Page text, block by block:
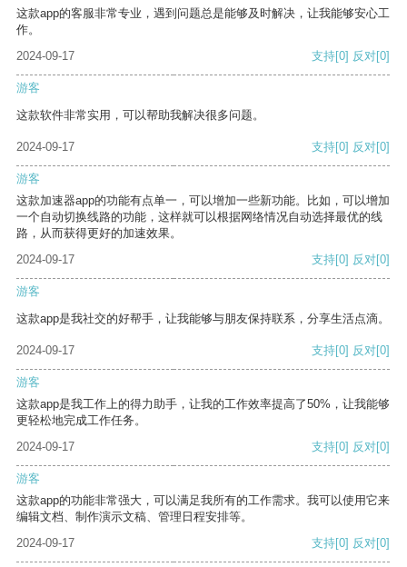
这款app的客服非常专业，遇到问题总是能够及时解决，让我能够安心工
作。
2024-09-17
支持[0] 反对[0]
游客
这款软件非常实用，可以帮助我解决很多问题。
2024-09-17 支持[0] 反对[0]
游客
这款加速器app的功能有点单一，可以增加一些新功能。比如，可以增加
一个自动切换线路的功能，这样就可以根据网络情况自动选择最优的线
路，从而获得更好的加速效果。
2024-09-17
支持[0] 反对[0]
游客
这款app是我社交的好帮手，让我能够与朋友保持联系，分享生活点滴。
2024-09-17 支持[0] 反对[0]
游客
这款app是我工作上的得力助手，让我的工作效率提高了50%，让我能够
更轻松地完成工作任务。
2024-09-17
支持[0] 反对[0]
游客
这款app的功能非常强大，可以满足我所有的工作需求。我可以使用它来
编辑文档、制作演示文稿、管理日程安排等。
2024-09-17
支持[0] 反对[0]